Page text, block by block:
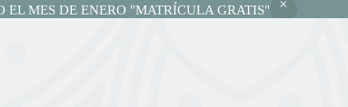
MES DE ENERO "MATRÍCULA GRATIS"